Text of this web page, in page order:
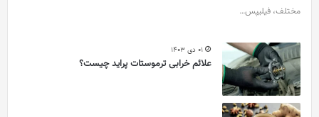
مختلف، فیلیپس…
01 دی 1403
علائم خرابی ترموستات پراید چیست؟